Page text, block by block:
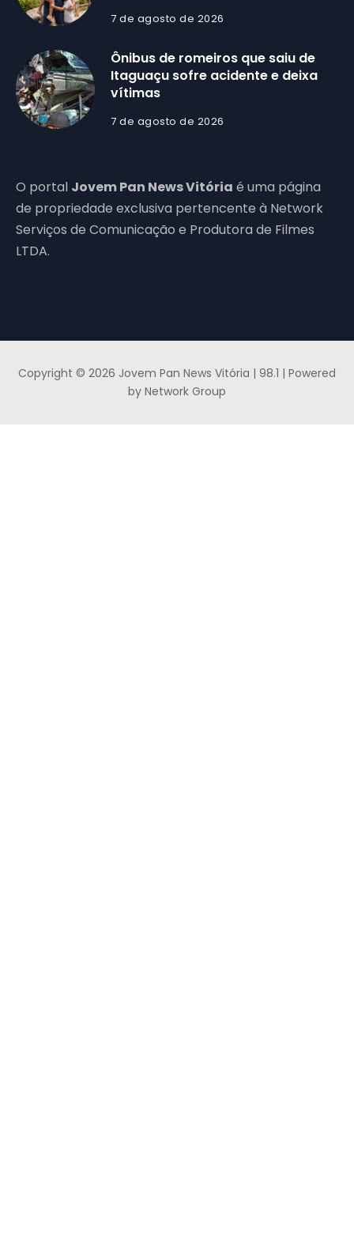
7 de agosto de 2026
Ônibus de romeiros que saiu de
Itaguaçu sofre acidente e deixa
vítimas
7 de agosto de 2026
O portal Jovem Pan News Vitória é uma página
de propriedade exclusiva pertencente à Network
Serviços de Comunicação e Produtora de Filmes
LTDA.
Copyright © 2026 Jovem Pan News Vitória | 98.1 | Powered
by Network Group